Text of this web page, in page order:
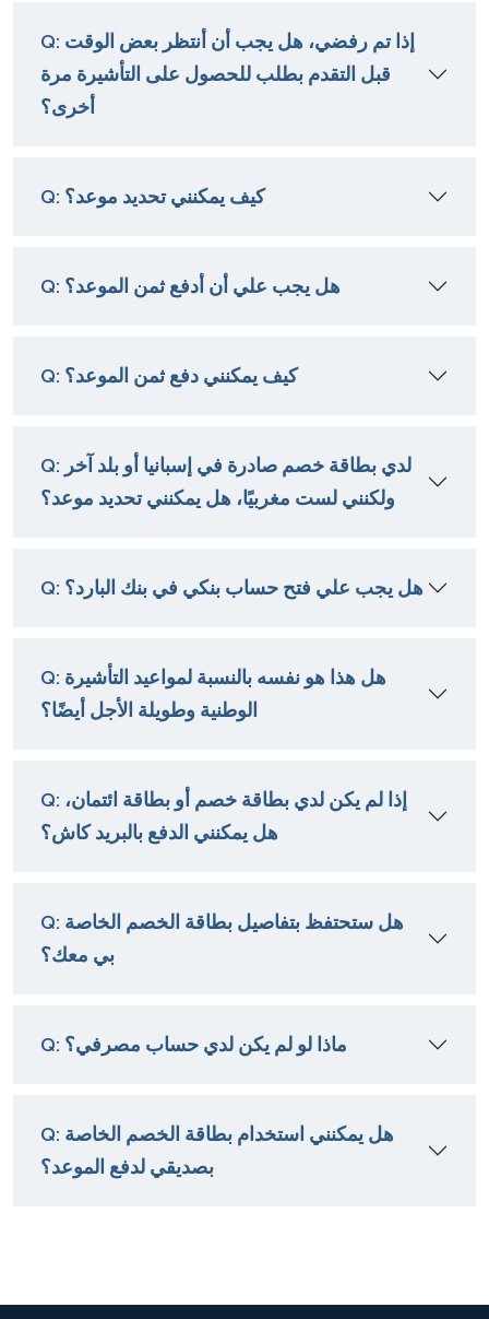
Q: إذا تم رفضي، هل يجب أن أنتظر بعض الوقت
قبل التقدم بطلب للحصول على التأشيرة مرة
أخرى؟
Q: كيف يمكنني تحديد موعد؟
Q: هل يجب علي أن أدفع ثمن الموعد؟
Q: كيف يمكنني دفع ثمن الموعد؟
Q: لدي بطاقة خصم صادرة في إسبانيا أو بلد آخر
ولكنني لست مغربيًا، هل يمكنني تحديد موعد؟
Q: هل يجب علي فتح حساب بنكي في بنك البارد؟
Q: هل هذا هو نفسه بالنسبة لمواعيد التأشيرة
الوطنية وطويلة الأجل أيضًا؟
Q: إذا لم يكن لدي بطاقة خصم أو بطاقة ائتمان،
هل يمكنني الدفع بالبريد كاش؟
Q: هل ستحتفظ بتفاصيل بطاقة الخصم الخاصة
بي معك؟
Q: ماذا لو لم يكن لدي حساب مصرفي؟
Q: هل يمكنني استخدام بطاقة الخصم الخاصة
بصديقي لدفع الموعد؟